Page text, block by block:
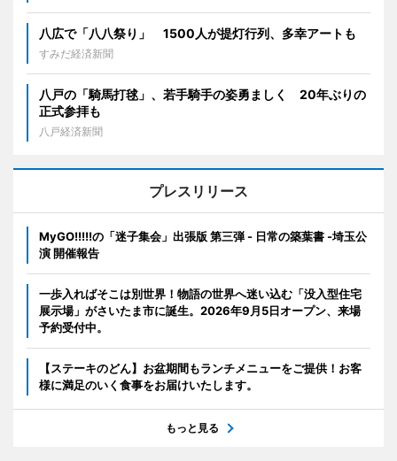
八広で「八八祭り」 1500人が提灯行列、多幸アートも
すみだ経済新聞
八戸の「騎馬打毬」、若手騎手の姿勇ましく 20年ぶりの
正式参拝も
八戸経済新聞
プレスリリース
MyGO!!!!!の「迷子集会」出張版 第三弾 - 日常の築葉書 -埼玉公
演 開催報告
一歩入ればそこは別世界！物語の世界へ迷い込む「没入型住宅
展示場」がさいたま市に誕生。2026年9月5日オープン、来場
予約受付中。
【ステーキのどん】お盆期間もランチメニューをご提供！お客
様に満足のいく食事をお届けいたします。
もっと見る